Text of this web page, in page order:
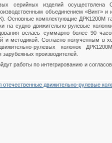
серийных изделий
объединением «Винт»
Основные комплектующие ДРК1200М
на судно движительно-рулевые
велась суммарно более 90
и методикой. Согласно полученным в
рулевых колонок
зарубежных производителей.
работы по интегрированию и